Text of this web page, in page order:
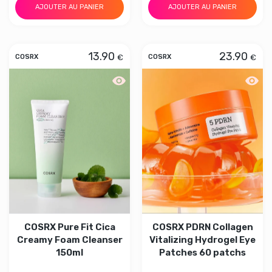
AJOUTER AU PANIER AJOUTER AU PANIER
COSRX 13.90 €
Aperçu rapide COSRX Pure Fit Cica
COSRX Pure Fit Cica
Creamy Foam Cleanser
150ml
COSRX 23.90 €
COSRX PDRN Collagen
Vitalizing Hydrogel Eye
Patches 60 patchs